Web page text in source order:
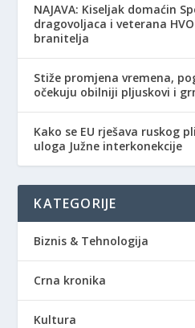
NAJAVA: Kiseljak domaćin
dragovoljaca i veterana
branitelja
Stiže promjena vremena,
očekuju obilniji pljuskovi i
Kako se EU rješava ruskog
uloga Južne interkonekcije
KATEGORIJE
Biznis & Tehnologija
Crna kronika
Kultura